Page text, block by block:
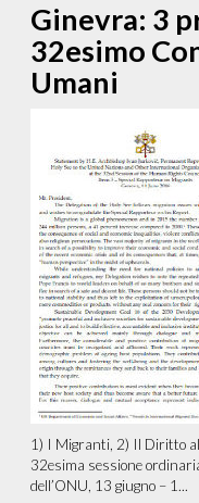
Ginevra: 3
32esimo
Umani
1) I Migranti, 2) Il Diritto
32esima sessione
dell’ONU, 13 giugno – 1...